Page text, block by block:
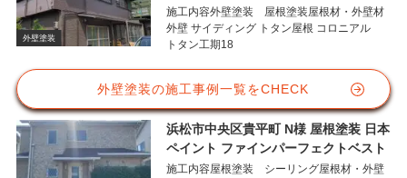
外壁塗装
施工内容外壁塗装 屋根塗装屋根材・外壁材
外壁 サイディング トタン屋根 コロニアル
トタン工期18
外壁塗装の施工事例一覧をCHECK
浜松市中央区貴平町 N様 屋根塗装 日本
ペイント ファインパーフェクトベスト
施工内容屋根塗装 シーリング屋根材・外壁